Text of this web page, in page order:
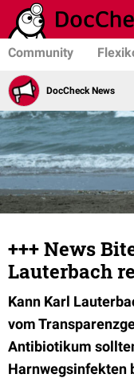
Community
DocCheck News
+++ News
Lauterbach
Kann Karl
vom
Antibiotikum
Harnwegsinfekten